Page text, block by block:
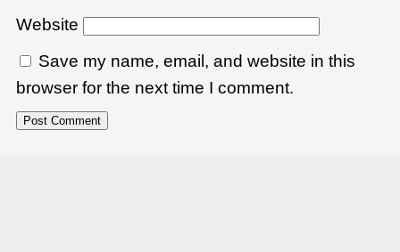
Website
Save my name, email, and website in this
browser for the next time I comment.